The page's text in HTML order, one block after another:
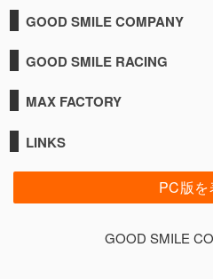
GOOD SMILE COMPANY
GOOD SMILE RACING
MAX FACTORY
LINKS
PC版を
GOOD SMILE